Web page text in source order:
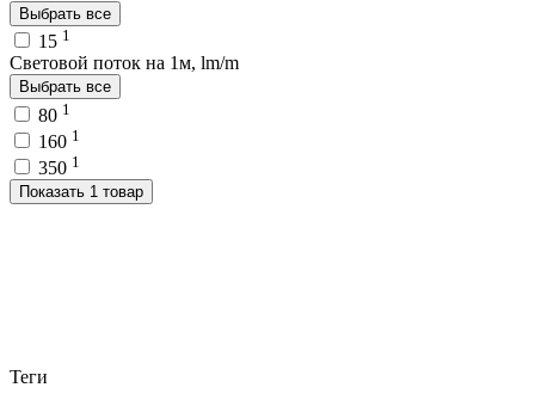
Выбрать все
15 1
Световой поток на 1м, lm/m
Выбрать все
80 1
160 1
350 1
Показать 1 товар
Теги